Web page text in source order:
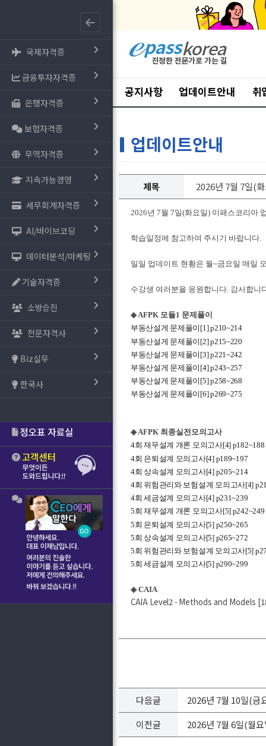
국제자격증
금융투자자격증
은행자격증
보험자격증
무역자격증
지속가능경영
세무회계자격증
AI/바이브코딩
데이터분석/마케팅
기술자격증
소방승진
전문자격사
Biz실무
한국사
공지사항 업데이트안내 취
업데이트안내
제목 2026년 7월 7일(
2026년 7월 7일(화요일) 이패스코리아
학습일정에 참고하여 주시기 바랍니다.
일일 업데이트 현황은 월~금요일 매일
수강생 여러분을 응원합니다. 감사합니
◈ AFPK 모듈1 문제풀이
부동산설게 문제풀이[1] p210~214
부동산설게 문제풀이[2] p215~220
부동산설게 문제풀이[3] p221~242
부동산설게 문제풀이[4] p243~257
부동산설게 문제풀이[5] p258~268
부동산설게 문제풀이[6] p269~275
◈ AFPK 최종실전모의고사
4회 재무설계 개론 모의고사[4] p182~188
4회 은퇴설계 모의고사[4] p189~197
4회 상속설계 모의고사[4] p205~214
4회 위험관리와 보험설계 모의고사[4]
4회 세금설계 모의고사[4] p231~239
5회 재무설계 개론 모의고사[5] p242~249
5회 은퇴설계 모의고사[5] p250~265
5회 상속설계 모의고사[5] p265~272
5회 위험관리와 보험설계 모의고사[5]
5회 세금설계 모의고사[5] p290~299
◈ CAIA
CAIA Level2 - Methods and Models
다음글
2026년 7월 10일(금
이전글
2026년 7월 6일(월